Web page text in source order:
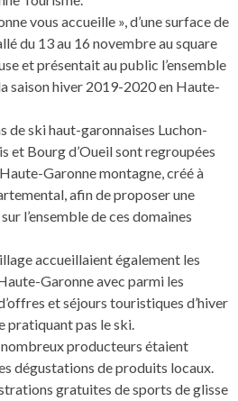
vous accueille », d’une surface de
du 13 au 16 novembre au square
et présentait au public l’ensemble
saison hiver 2019-2020 en Haute-
de ski haut-garonnaises Luchon-
et Bourg d’Oueil sont regroupées
Garonne montagne, créé à
afin de proposer une
l’ensemble de ces domaines
accueillaient également les
Garonne avec parmi les
et séjours touristiques d’hiver
pratiquant pas le ski.
nombreux producteurs étaient
dégustations de produits locaux.
gratuites de sports de glisse